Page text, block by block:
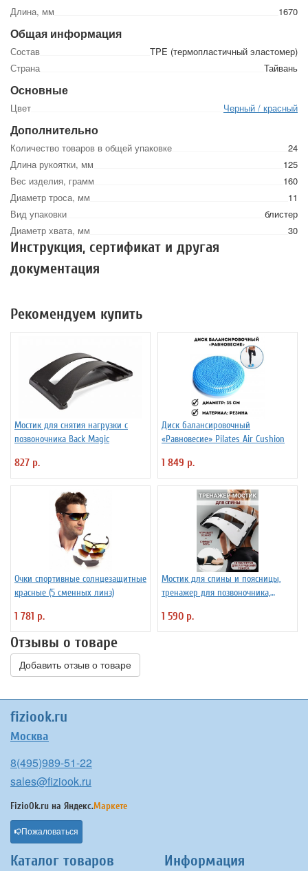
Длина, мм 1670
Общая информация
Состав
TPE (термопластичный эластомер)
Страна
Тайвань
Основные
Цвет Черный / красный
Дополнительно
Количество товаров в общей упаковке
24
Длина рукоятки, мм
125
Вес изделия, грамм
160
Диаметр троса, мм
11
Вид упаковки
блистер
Диаметр хвата, мм
30
Инструкция, сертификат и другая
документация
Рекомендуем купить
Мостик для снятия нагрузки с
позвоночника Back Magic
827 р.
Диск балансировочный
«Равновесие» Pilates Air Cushion
1 849 р.
Очки спортивные солнцезащитные
красные (5 сменных линз)
1 781 р.
Мостик для спины и поясницы,
тренажер для позвоночника,
1 590 р.
Отзывы о товаре
Добавить отзыв о товаре
fiziook.ru
Москва
8(495)989-51-22
sales@fiziook.ru
FizioOk.ru на Яндекс.Маркете
Пожаловаться
Каталог товаров Информация